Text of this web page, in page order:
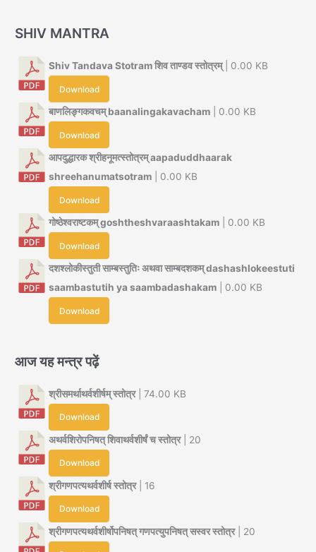
SHIV MANTRA
Shiv Tandava Stotram शिव ताण्डव स्तोत्रम्| 0.00 KB
Download
बाणलिङ्गकवचम् baanalingakavacham | 0.00 KB
Download
आपदुद्धारक श्रीहनूमत्स्तोत्रम् aapaduddhaarak
shreehanumatsotram | 0.00 KB
Download
गोष्ठेश्वराष्टकम् goshtheshvaraashtakam | 0.00 KB
Download
दशश्लोकीस्तुती साम्बस्तुतिः अथवा साम्बदशकम् dashashlokeestuti
saambastutih ya saambadashakam | 0.00 KB
Download
आज यह मन्त्र पढ़ें
श्रीसमर्थाथर्वशीर्षम् स्तोत्र| 74.00 KB
Download
अथर्वशिरोपनिषत् शिवाथर्वशीर्षं च स्तोत्र| 20
Download
श्रीगणपत्यथर्वशीर्ष स्तोत्र| 16
Download
श्रीगणपत्यथर्वशीर्षोपनिषत् गणपत्युपनिषत् सस्वर स्तोत्र| 20